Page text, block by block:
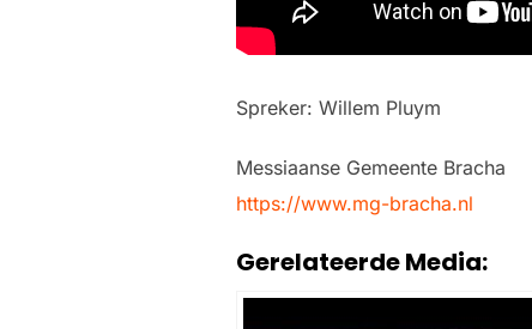
Spreker: Willem Pluym
Messiaanse Gemeente Bracha
https://www.mg-bracha.nl
Gerelateerde Media: